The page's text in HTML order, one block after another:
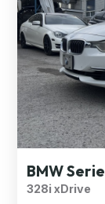
BMW
328i xDrive